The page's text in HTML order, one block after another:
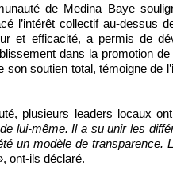
de Medina Baye
l’intérêt collectif au-dessus
et efficacité, a permis de
dans la promotion
soutien total, témoigne de
plusieurs leaders locaux
lui-même. Il a su unir les
un modèle de transparence.
ont-ils déclaré.